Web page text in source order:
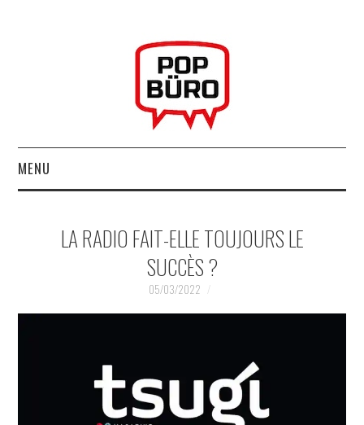
MENU
MUSIQUESACTUELLES.NET
GABBA GABBA HEY !
LA RADIO FAIT-ELLE TOUJOURS LE
SUCCÈS ?
05/03/2022